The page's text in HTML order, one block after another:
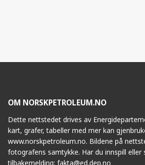
OM NORSKPETROLEUM.NO
Dette nettstedet drives av
kart, grafer, tabeller med mer kan
www.norskpetroleum.no. Bildene på
fotografens samtykke. Har du innspill
tilbakemelding: fakta@ed.dep.no